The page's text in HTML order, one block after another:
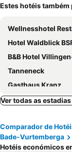
Estes hotéis
Wellnesshotel Restaurant
Hotel Waldblick BSR Garten mit Pavillons im Schwarzwald,
B&B Hotel Villingen-
Tanneneck
Gasthaus Kranz
Hotel Charlott
Ver todas as
Comparador de
Bade-Vurtemberga
Hotéis económicos